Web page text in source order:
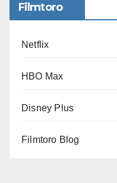
Filmtoro
Netflix
HBO Max
Disney Plus
Filmtoro Blog